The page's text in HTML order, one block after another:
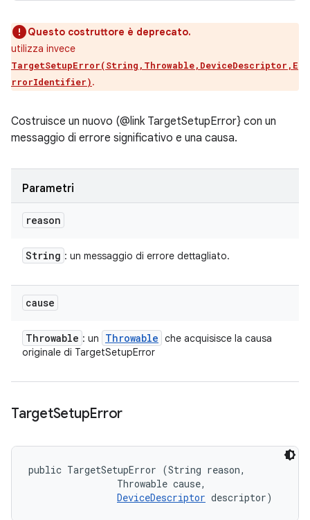
Questo costruttore è deprecato.
utilizza invece
TargetSetupError(String,Throwable,DeviceDescriptor,E
rrorIdentifier).
Costruisce un nuovo (@link TargetSetupError} con un
messaggio di errore significativo e una causa.
Parametri
reason
String : un messaggio di errore dettagliato.
cause
Throwable : un Throwable che acquisisce la causa
originale di TargetSetupError
TargetSetupError
public TargetSetupError (String reason,
                Throwable cause,
DeviceDescriptor descriptor)